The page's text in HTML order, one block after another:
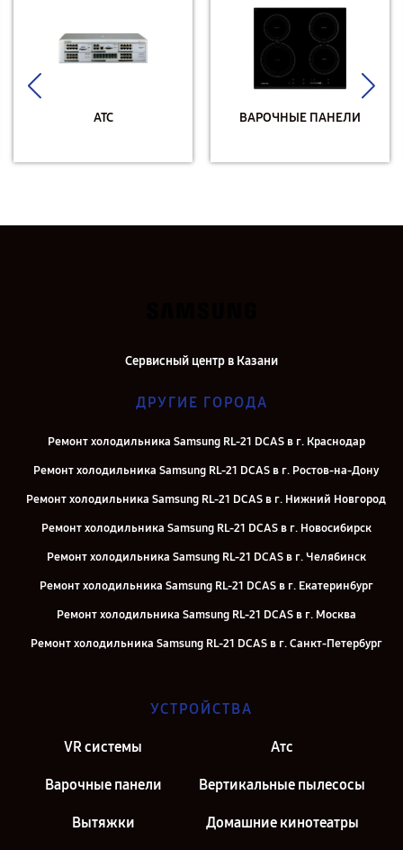
АТС ВАРОЧНЫЕ ПАНЕЛИ
Сервисный центр в Казани
ДРУГИЕ ГОРОДА
Ремонт холодильника Samsung RL-21 DCAS в г. Краснодар
Ремонт холодильника Samsung RL-21 DCAS в г. Ростов-на-Дону
Ремонт холодильника Samsung RL-21 DCAS в г. Нижний Новгород
Ремонт холодильника Samsung RL-21 DCAS в г. Новосибирск
Ремонт холодильника Samsung RL-21 DCAS в г. Челябинск
Ремонт холодильника Samsung RL-21 DCAS в г. Екатеринбург
Ремонт холодильника Samsung RL-21 DCAS в г. Москва
Ремонт холодильника Samsung RL-21 DCAS в г. Санкт-Петербург
УСТРОЙСТВА
VR системы Атс
Варочные панели Вертикальные пылесосы
Вытяжки Домашние кинотеатры